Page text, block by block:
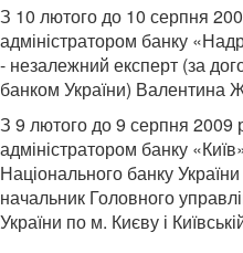
З 10 лютого до 10 серпня
адміністратором банку
- незалежний експерт (за
банком України) Валентина
З 9 лютого до 9 серпня 2009
адміністратором банку
Національного банку
начальник Головного
України по м. Києву і